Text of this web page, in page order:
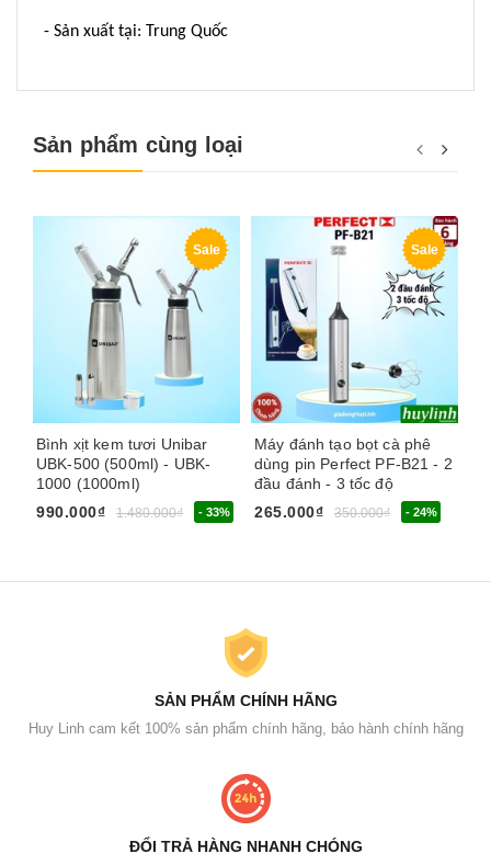
- Sản xuất tại: Trung Quốc
Sản phẩm cùng loại
Sale
Bình xịt kem tươi Unibar
UBK-500 (500ml) - UBK-
1000 (1000ml)
990.000₫
1.480.000₫ - 33%
Sale
Máy đánh tạo bọt cà phê
dùng pin Perfect PF-B21 - 2
đầu đánh - 3 tốc độ
265.000₫
350.000₫ - 24%
SẢN PHẨM CHÍNH HÃNG
Huy Linh cam kết 100% sản phẩm chính hãng, bảo hành chính hãng
ĐỔI TRẢ HÀNG NHANH CHÓNG